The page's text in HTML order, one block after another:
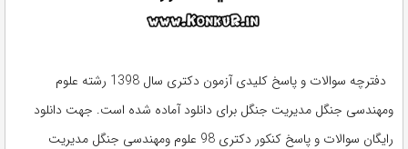
دفترچه سوالات و پاسخ کلیدی آزمون دکتری سال 1398 رشته علوم
ومهندسی جنگل مدیریت جنگل برای دانلود آماده شده است. جهت دانلود
رایگان سوالات و پاسخ کنکور دکتری 98 علوم ومهندسی جنگل مدیریت